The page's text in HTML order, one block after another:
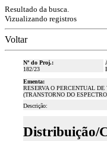
Resultado da busca.
Vizualizando registros
Voltar
Nº do Proj.:
182/23
Ementa:
RESERVA O PERCENTUAL
(TRANSTORNO DO
Descrição:
Distribuição/